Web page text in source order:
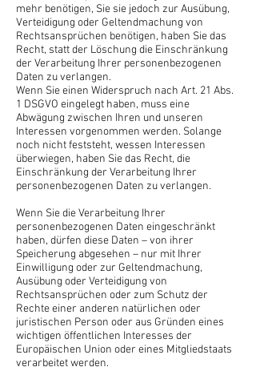
mehr benötigen, Sie sie jedoch zur Ausübung,
Verteidigung oder Geltendmachung von
Rechtsansprüchen benötigen, haben Sie das
Recht, statt der Löschung die Einschränkung
der Verarbeitung Ihrer personenbezogenen
Daten zu verlangen.
Wenn Sie einen Widerspruch nach Art. 21 Abs.
1 DSGVO eingelegt haben, muss eine
Abwägung zwischen Ihren und unseren
Interessen vorgenommen werden. Solange
noch nicht feststeht, wessen Interessen
überwiegen, haben Sie das Recht, die
Einschränkung der Verarbeitung Ihrer
personenbezogenen Daten zu verlangen.
Wenn Sie die Verarbeitung Ihrer
personenbezogenen Daten eingeschränkt
haben, dürfen diese Daten – von ihrer
Speicherung abgesehen – nur mit Ihrer
Einwilligung oder zur Geltendmachung,
Ausübung oder Verteidigung von
Rechtsansprüchen oder zum Schutz der
Rechte einer anderen natürlichen oder
juristischen Person oder aus Gründen eines
wichtigen öffentlichen Interesses der
Europäischen Union oder eines Mitgliedstaats
verarbeitet werden.